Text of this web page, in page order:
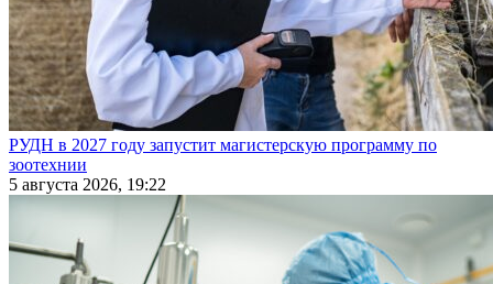
РУДН в 2027 году запустит магистерскую программу по
зоотехнии
5 августа 2026, 19:22